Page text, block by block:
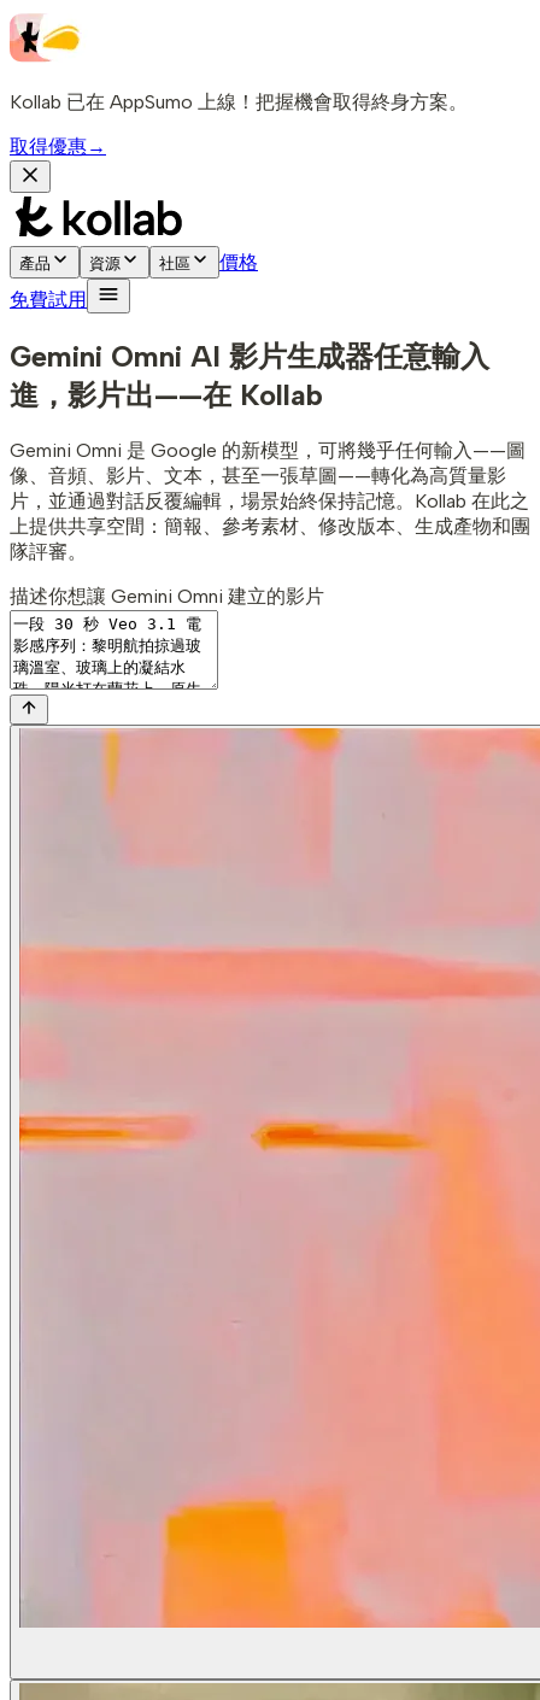
Kollab 已在 AppSumo 上線！把握機會取得終身方案。
取得優惠→
產品 資源 社區
價格
免費試用
Gemini Omni AI 影片生成器任意輸入
進，影片出——在 Kollab
Gemini Omni 是 Google 的新模型，可將幾乎任何輸入——圖
像、音頻、影片、文本，甚至一張草圖——轉化為高質量影
片，並通過對話反覆編輯，場景始終保持記憶。Kollab 在此之
上提供共享空間：簡報、參考素材、修改版本、生成產物和團
隊評審。
描述你想讓 Gemini Omni 建立的影片